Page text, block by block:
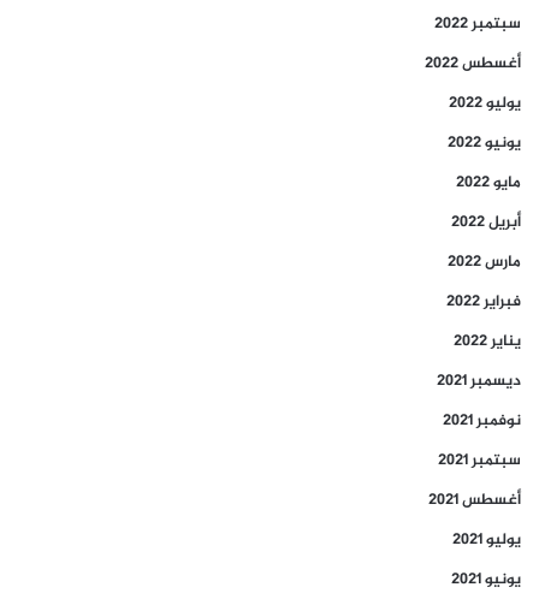
سبتمبر 2022
أغسطس 2022
يوليو 2022
يونيو 2022
مايو 2022
أبريل 2022
مارس 2022
فبراير 2022
يناير 2022
ديسمبر 2021
نوفمبر 2021
سبتمبر 2021
أغسطس 2021
يوليو 2021
يونيو 2021